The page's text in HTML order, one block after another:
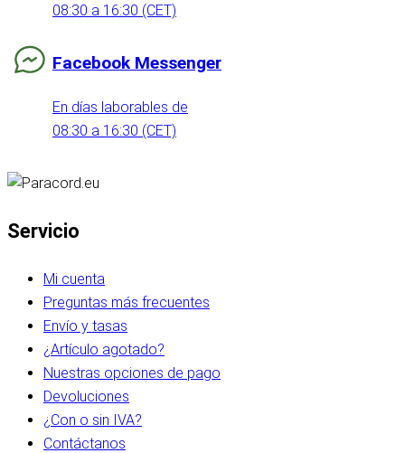
08:30 a 16:30 (CET)
Facebook Messenger
En días laborables de
08:30 a 16:30 (CET)
Servicio
Mi cuenta
Preguntas más frecuentes
Envío y tasas
¿Artículo agotado?
Nuestras opciones de pago
Devoluciones
¿Con o sin IVA?
Contáctanos